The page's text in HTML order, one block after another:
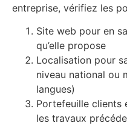
entreprise, vérifiez les
Site web pour en
qu’elle propose
Localisation pour
niveau national ou
langues)
Portefeuille clients
les travaux